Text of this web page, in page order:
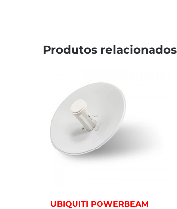
Produtos relacionados
UBIQUITI POWERBEAM